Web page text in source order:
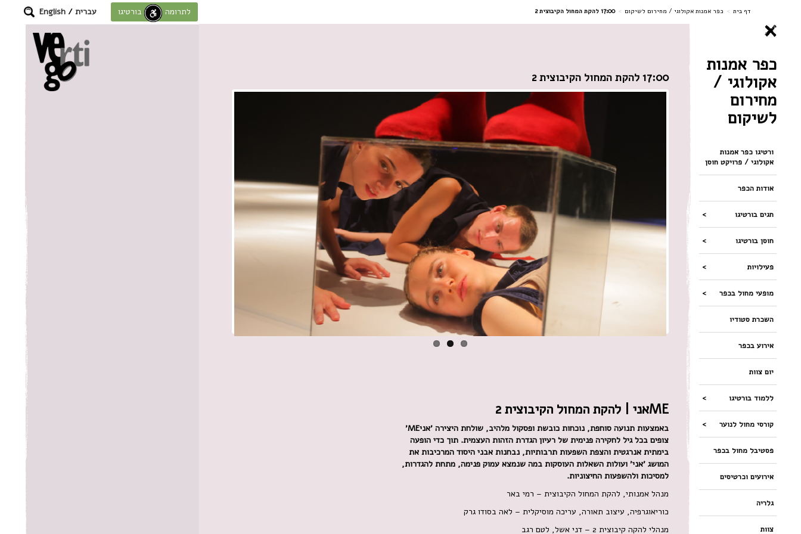
דף בית > כפר אמנות אקולוגי / מחירום לשיקום > 17:00 להקת המחול הקיבוצית 2 לתרומה לחוסן בורטיגו עברית /
English
כפר אמנות
אקולוגי /
מחירום
לשיקום
ורטיגו כפר אמנות
אקולוגי / פרויקט חוסן
אודות הכפר
חגים בורטיגו
חוסן בורטיגו
פעילויות
מופעי מחול בכפר
השכרת סטודיו
אירוע בכפר
יום צוות
ללמוד בורטיגו
קורסי מחול לנוער
פסטיבל מחול בכפר
אירועים וכרטיסים
גלריה
צוות
17:00 להקת המחול הקיבוצית 2
MEאני | להקת המחול הקיבוצית 2
באמצעות תנועה סוחפת, נוכחות כובשת ופסקול מלהיב, שולחת היצירה 'אניME
'
צופים בכל גיל לחקירה פנימית של רעיון הגדרת הזהות העצמית. תוך כדי הופעה
בימתית אנרגטית והצפת השפעות תרבותיות, נבחנות אבני היסוד המרכיבות את
המושג 'אני' ועולות השאלות העוסקות במה שנמצא עמוק פנימה, מתחת להגדרות,
למסיכות ולהשפעות החיצוניות.
מנהל אמנותי, להקת המחול הקיבוצית – רמי באר
כוריאוגרפיה, עיצוב תאורה, עריכה מוסיקלית – לאה בסודו גרק
מנהלי להקה קיבוצית 2 – דני אשל, לטם רגב
ניווט במקלדת